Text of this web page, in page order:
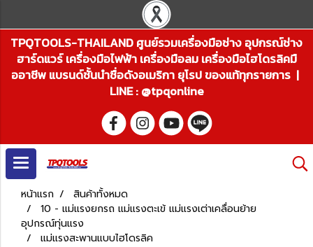
TPQTOOLS-THAILAND ศูนย์รวมเครื่องมือช่าง อุปกรณ์ช่าง
ฮาร์ดแวร์ เครื่องมือไฟฟ้า เครื่องมือลม เครื่องมือไฮโดรลิคมื
ออาชีพ แบรนด์ชั้นนำชื่อดังอเมริกา ยุโรป ของแท้ทุกรายการ |
LINE : @tpqonline
หน้าแรก
สินค้าทั้งหมด
10 - แม่แรงยกรถ แม่แรงตะเข้ แม่แรงเต่าเคลื่อนย้าย
อุปกรณ์ทุ่นแรง
แม่แรงสะพานแบบไฮโดรลิค